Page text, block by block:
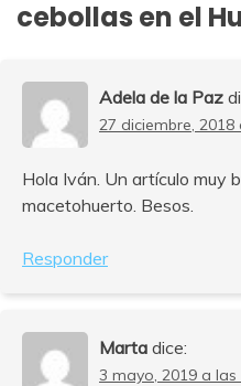
cebollas en el
Adela de la Paz
27 diciembre, 2018
Hola Iván. Un artículo muy
macetohuerto. Besos.
Responder
Marta dice:
3 mayo, 2019 a las